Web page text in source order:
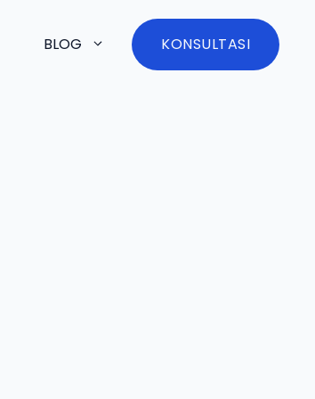
BLOG KONSULTASI